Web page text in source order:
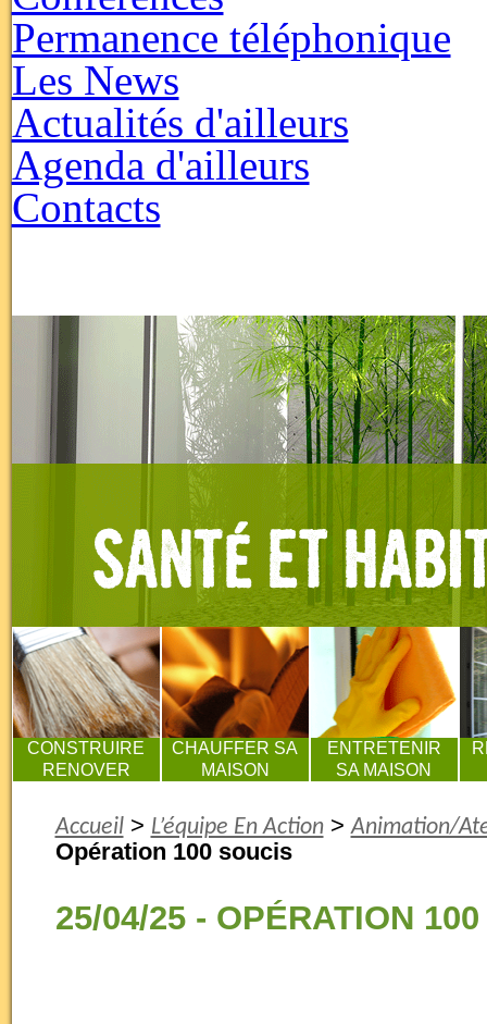
Permanence téléphonique
Les News
Actualités d'ailleurs
Agenda d'ailleurs
Contacts
CONSTRUIRE
RENOVER
CHAUFFER SA
MAISON
ENTRETENIR
SA MAISON
Accueil> L’équipe En Action> Animation/
Opération 100 soucis
25/04/25 - OPÉRATION